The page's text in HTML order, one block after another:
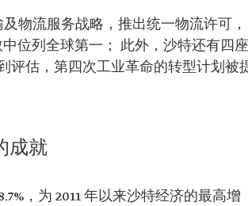
物流服务战略，推出统一物流许可，
位列全球第一； 此外，沙特还有四座
评估，第四次工业革命的转型计划被
成就
，为 2011 年以来沙特经济的最高增